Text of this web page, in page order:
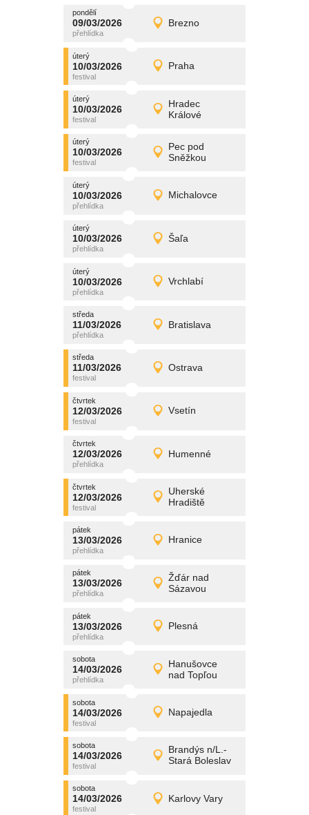
pondělí
09/03/2026 Brezno
pondělí
09/03/2026 Detail
promítání
úterý
10/03/2026 Praha
úterý
10/03/2026 Detail
promítání
úterý
10/03/2026
Hradec
Králové
úterý
10/03/2026 Detail
promítání
úterý
10/03/2026
Pec pod
Sněžkou
úterý
10/03/2026 Detail
promítání
úterý
10/03/2026 Michalovce
úterý
10/03/2026 Detail
promítání
úterý
10/03/2026 Šaľa
úterý
10/03/2026 Detail
promítání
úterý
10/03/2026 Vrchlabí
úterý
10/03/2026 Detail
promítání
středa
11/03/2026 Bratislava
středa
11/03/2026 Detail
promítání
středa
11/03/2026 Ostrava
středa
11/03/2026 Detail
promítání
čtvrtek
12/03/2026 Vsetín
čtvrtek
12/03/2026 Detail
promítání
čtvrtek
12/03/2026 Humenné
čtvrtek
12/03/2026 Detail
promítání
čtvrtek
12/03/2026
Uherské
Hradiště
čtvrtek
12/03/2026 Detail
promítání
pátek
13/03/2026 Hranice
pátek
13/03/2026 Detail
promítání
pátek
13/03/2026
Žďár nad
Sázavou
pátek
13/03/2026 Detail
promítání
pátek
13/03/2026 Plesná
pátek
13/03/2026 Detail
promítání
sobota
14/03/2026
Hanušovce
nad Topľou
sobota
14/03/2026 Detail
promítání
sobota
14/03/2026 Napajedla
sobota
14/03/2026 Detail
promítání
sobota
14/03/2026
Brandýs n/L.-
Stará Boleslav
sobota
14/03/2026 Detail
promítání
sobota
14/03/2026 Karlovy Vary
sobota
14/03/2026 Detail
promítání